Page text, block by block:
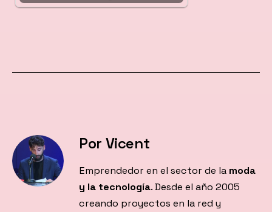
Por Vicent
Emprendedor en el sector de la moda
y la tecnología. Desde el año 2005
creando proyectos en la red y